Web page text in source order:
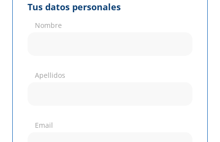
Tus datos personales
Nombre
Apellidos
Email